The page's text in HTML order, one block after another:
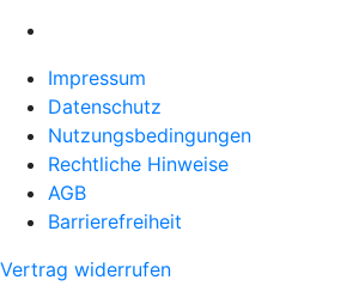
Impressum
Datenschutz
Nutzungsbedingungen
Rechtliche Hinweise
AGB
Barrierefreiheit
Vertrag widerrufen